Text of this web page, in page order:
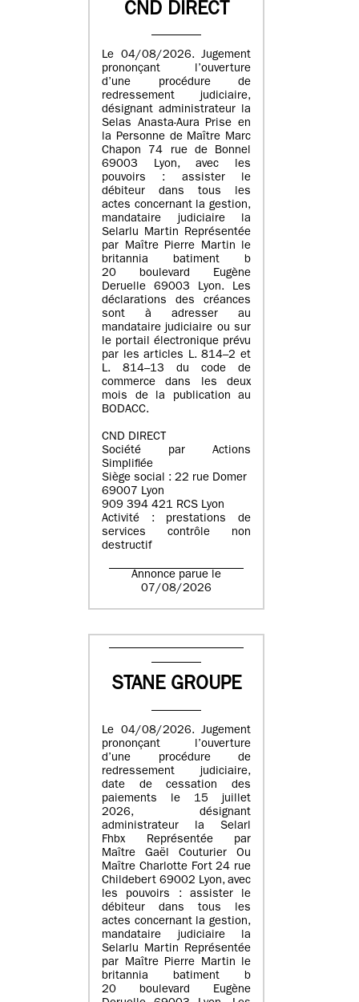
CND DIRECT
Le 04/08/2026. Jugement
prononçant l’ouverture
d’une procédure de
redressement judiciaire,
désignant administrateur la
Selas Anasta-Aura Prise en
la Personne de Maître Marc
Chapon 74 rue de Bonnel
69003 Lyon, avec les
pouvoirs : assister le
débiteur dans tous les
actes concernant la gestion,
mandataire judiciaire la
Selarlu Martin Représentée
par Maître Pierre Martin le
britannia batiment b
20 boulevard Eugène
Deruelle 69003 Lyon. Les
déclarations des créances
sont à adresser au
mandataire judiciaire ou sur
le portail électronique prévu
par les articles L. 814–2 et
L. 814–13 du code de
commerce dans les deux
mois de la publication au
BODACC.
CND DIRECT
Société par Actions
Simplifiée
Siège social : 22 rue Domer
69007 Lyon
909 394 421 RCS Lyon
Activité : prestations de
services contrôle non
destructif
Annonce parue le
07/08/2026
STANE GROUPE
Le 04/08/2026. Jugement
prononçant l’ouverture
d’une procédure de
redressement judiciaire,
date de cessation des
paiements le 15 juillet
2026, désignant
administrateur la Selarl
Fhbx Représentée par
Maître Gaël Couturier Ou
Maître Charlotte Fort 24 rue
Childebert 69002 Lyon, avec
les pouvoirs : assister le
débiteur dans tous les
actes concernant la gestion,
mandataire judiciaire la
Selarlu Martin Représentée
par Maître Pierre Martin le
britannia batiment b
20 boulevard Eugène